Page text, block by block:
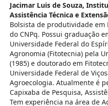
Jacimar Luis de Souza,
Assistência Técnica e
Bolsista de produtividade em
do CNPq. Possui graduação
Universidade Federal do
Agronomia (Fitotecnia) pela
(1985) e doutorado em
Universidade Federal de
Agroecologia. Atualmente é
Capixaba de Pesquisa,
Tem experiência na área de